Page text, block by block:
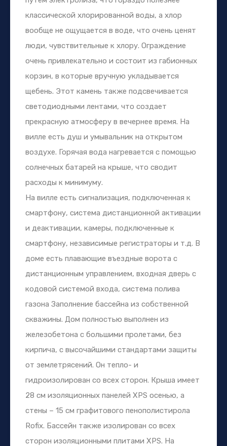
классической хлорированной воды, а хлор
вообще не ощущается в воде, что очень ценят
люди, чувствительные к хлору. Ограждение
очень привлекательно и состоит из габионных
корзин, в которые вручную укладывается
щебень. Этот камень также подсвечивается
светодиодными лентами, что создает
прекрасную атмосферу в вечернее время. На
вилле есть душ и умывальник на открытом
воздухе. Горячая вода нагревается с помощью
солнечных батарей на крыше, что сводит
расходы к минимуму.
На вилле есть сигнализация, подключенная к
смартфону, система дистанционной активации
и деактивации, камеры, подключенные к
смартфону, независимые регистраторы и т.д. В
доме есть плавающие въездные ворота с
дистанционным управлением, входная дверь с
кодовой системой входа, система полива
газона Заполнение бассейна из собственной
скважины. Дом полностью выполнен из
железобетона с большими пролетами, без
кирпича, с высочайшими стандартами защиты
от землетрясений. Он тепло- и
гидроизолирован со всех сторон. Крыша имеет
28 см изоляционных панелей XPS осенью, а
стены – 15 см графитового пенополистирола
Rofix. Бассейн также изолирован со всех
сторон изоляционными плитами XPS. На